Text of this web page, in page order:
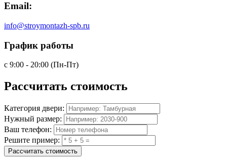
Email:
info@stroymontazh-spb.ru
График работы
с 9:00 - 20:00 (Пн-Пт)
Рассчитать стоимость
Категория двери:
Нужный размер:
Ваш телефон:
Решите пример:
Рассчитать стоимость